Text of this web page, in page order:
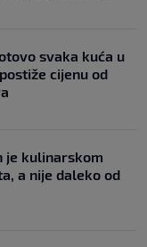
svaka kuća u
cijenu od
je kulinarskom
a nije daleko od